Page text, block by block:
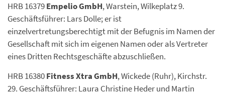
HRB 16379Empelio GmbH, Warstein, Wilkeplatz 9.
Geschäftsführer: Lars Dolle; er ist
einzelvertretungsberechtigt mit der Befugnis im Namen der
Gesellschaft mit sich im eigenen Namen oder als Vertreter
eines Dritten Rechtsgeschäfte abzuschließen.
HRB 16380Fitness Xtra GmbH, Wickede (Ruhr), Kirchstr.
29. Geschäftsführer: Laura Christine Heder und Martin